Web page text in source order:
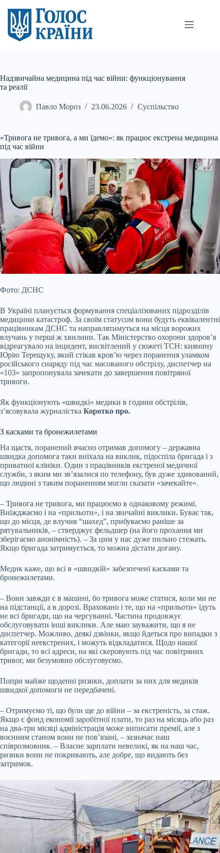
вмісту
Надзвичайна медицина під час війни: функціонування
та реалії
Павло Мороз 23.06.2026 Суспільство
«Тривога не тривога, а ми їдемо»: як працює екстрена медицина
під час війни
Фото: ДСНС
В Україні планується формування спеціалізованих підрозділів
медицини катастроф. За своїм статусом вони будуть еквівалентні
працівникам ДСНС та направлятимуться на місця ворожих
влучань у перші ж хвилини. Так Міністерство охорони здоров’я
відреагувало на інцидент, висвітлений у сюжеті ТСН: киянину
Юрію Терещуку, який стікав кров’ю через поранення уламком
російського снаряду під час масованого обстрілу, диспетчер на
«103» запропонувала зачекати до завершення повітряної
тривоги.
Як функціонують «швидкі» медики в години обстрілів,
з’ясовувала журналістка Коротко про.
З касками та бронежилетами
На щастя, поранений вчасно отримав допомогу – державна
швидка допомога таки виїхала на виклик, підоспіла бригада і з
приватної клініки. Один з працівників екстреної медичної
служби, з яким ми зв’язалися по телефону, був дуже здивований,
що людині з таким пораненням могли сказати «зачекайте».
– Тривога не тривога, ми працюємо в однаковому режимі.
Виїжджаємо і на «прильоти», і на звичайні виклики. Буває так,
що до місця, де влучив “шахед”, прибуваємо раніше за
рятувальників, – стверджує фельдшер (на його прохання ми
зберігаємо анонімність). – За цим у нас дуже пильно стежать.
Якщо бригада затримується, то можна дістати догану.
Медик каже, що всі в «швидкій» забезпечені касками та
бронежилетами.
– Вони завжди є в машині, бо тривога може статися, коли ми не
на підстанції, а в дорозі. Враховано і те, що на «прильоти» їдуть
не всі бригади, що на чергуванні. Частина продовжує
обслуговувати інші виклики. Але маю зауважити, що я не
диспетчер. Можливо, деякі дзвінки, якщо йдеться про випадки з
категорії неекстрених, і можуть відкладатися. Щодо нашої
бригади, то всі адреси, на які скеровують під час повітряних
тривог, ми безумовно обслуговуємо.
Попри майже щоденні ризики, доплати за них для медиків
швидкої допомоги не передбачені.
– Отримуємо ті, що були ще до війни – за екстреність, за стаж.
Якщо є фонд економії заробітної плати, то раз на місяць або раз
на два-три місяці адміністрація може виписати премії, але з
воєнним станом вони не пов’язані, – зазначає наш
співрозмовник. – Власне зарплати невеликі, як на наш час,
ризики вони не покривають, але добре, що видають без
затримок.